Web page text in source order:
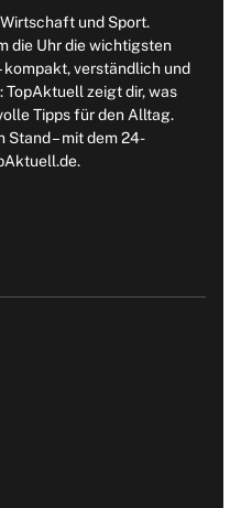
und Sport.
die Uhr die wichtigsten
kompakt, verständlich und
TopAktuell zeigt dir, was
Tipps für den Alltag.
Stand – mit dem 24-